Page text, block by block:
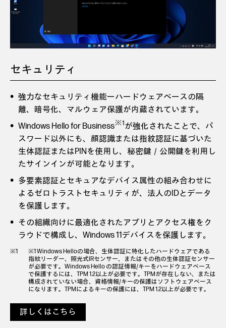
セキュリティ
強力なセキュリティ機能ーハードウェアベースの隔
離、暗号化、マルウェア保護が内蔵されています。
Windows Hello for Business※1が強化されたことで、パ
スワード以外にも、顔認識または指紋認証に基づいた
生体認証またはPINを使用し、秘密鍵／公開鍵を利用し
たサインインが可能となります。
多要素認証とセキュアなデバイス属性の組み合わせに
よるゼロトラストセキュリティが、法人のIDとデータ
を保護します。
その組織向けに最適化されたアプリとアクセス権をク
ラウドで構成し、Windows 11デバイスを保護します。
※1 Windows Helloの場合、生体認証に特化したハードウェアである
指紋リーダー、照光式IRセンサー、またはその他の生体認証センサー
が必要です。Windows Hello の認証情報/キーをハードウェアベース
で保護するには、TPM 1.2以上が必要です。TPMが存在しない、または
構成されていない場合、資格情報/キーの保護はソフトウェアベース
になります。TPMによるキーの保護には、TPM 1.2以上が必要です。
詳しくはこちら